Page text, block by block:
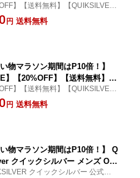
クイックシルバー メンズ ORIG
18 フィットタイ ボードシ
】【送料無料】【QUIKSILVER
シルバー 公式通販】
円 送料無料
い物マラソン期間はP10倍！】
】【20%OFF】【送料無料】Qu
クイックシルバー メンズ SURF
18 フィットタイ ボードシ
】【送料無料】【QUIKSILVER
シルバー 公式通販】
円 送料無料
い物マラソン期間はP10倍！】 Q
クイックシルバー メンズ ORI
SCALLOP 18 フィットタイ ボー
クイックシルバー 公式通